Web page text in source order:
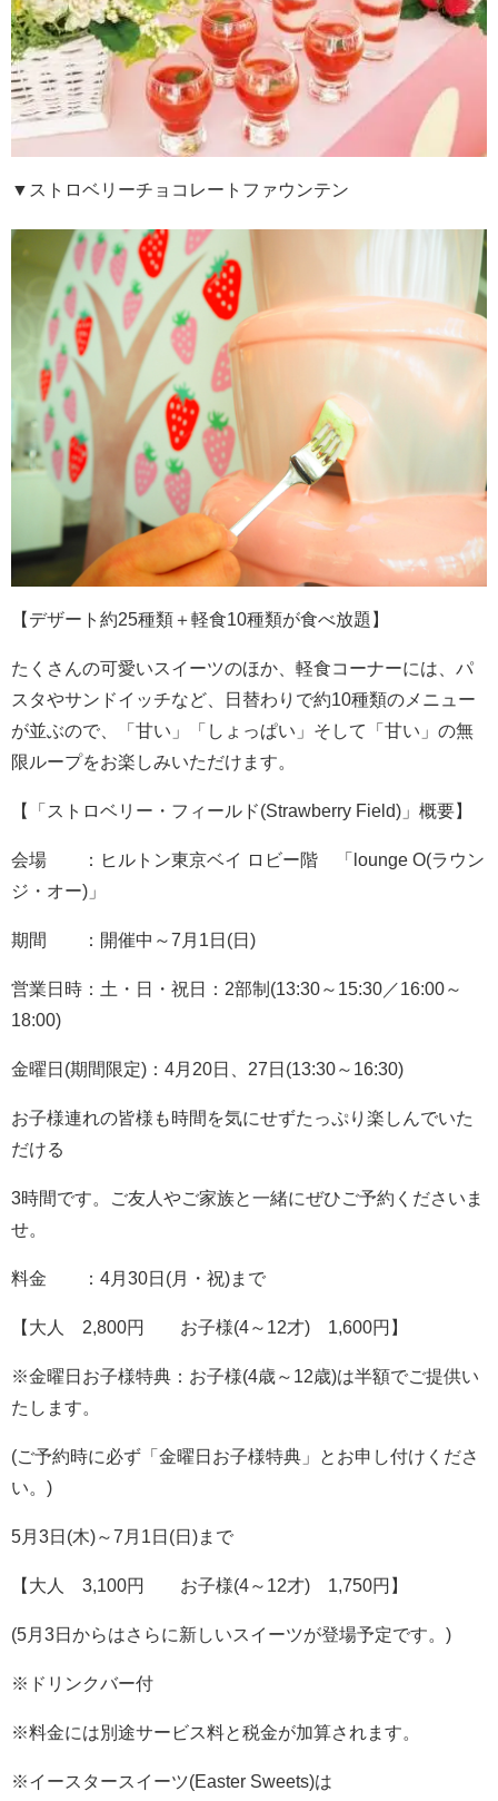
▼ストロベリーチョコレートファウンテン
【デザート約25種類＋軽食10種類が食べ放題】
たくさんの可愛いスイーツのほか、軽食コーナーには、パ
スタやサンドイッチなど、日替わりで約10種類のメニュー
が並ぶので、「甘い」「しょっぱい」そして「甘い」の無
限ループをお楽しみいただけます。
【「ストロベリー・フィールド(Strawberry Field)」概要】
会場 ：ヒルトン東京ベイ ロビー階 「lounge O(ラウン
ジ・オー)」
期間 ：開催中～7月1日(日)
営業日時：土・日・祝日：2部制(13:30～15:30／16:00～
18:00)
金曜日(期間限定)：4月20日、27日(13:30～16:30)
お子様連れの皆様も時間を気にせずたっぷり楽しんでいた
だける
3時間です。ご友人やご家族と一緒にぜひご予約くださいま
せ。
料金 ：4月30日(月・祝)まで
【大人 2,800円 お子様(4～12才) 1,600円】
※金曜日お子様特典：お子様(4歳～12歳)は半額でご提供い
たします。
(ご予約時に必ず「金曜日お子様特典」とお申し付けくださ
い。)
5月3日(木)～7月1日(日)まで
【大人 3,100円 お子様(4～12才) 1,750円】
(5月3日からはさらに新しいスイーツが登場予定です。)
※ドリンクバー付
※料金には別途サービス料と税金が加算されます。
※イースタースイーツ(Easter Sweets)は